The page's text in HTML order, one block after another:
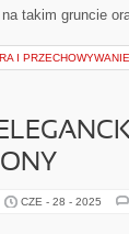
takim gruncie
I
CZE - 28 - 2025